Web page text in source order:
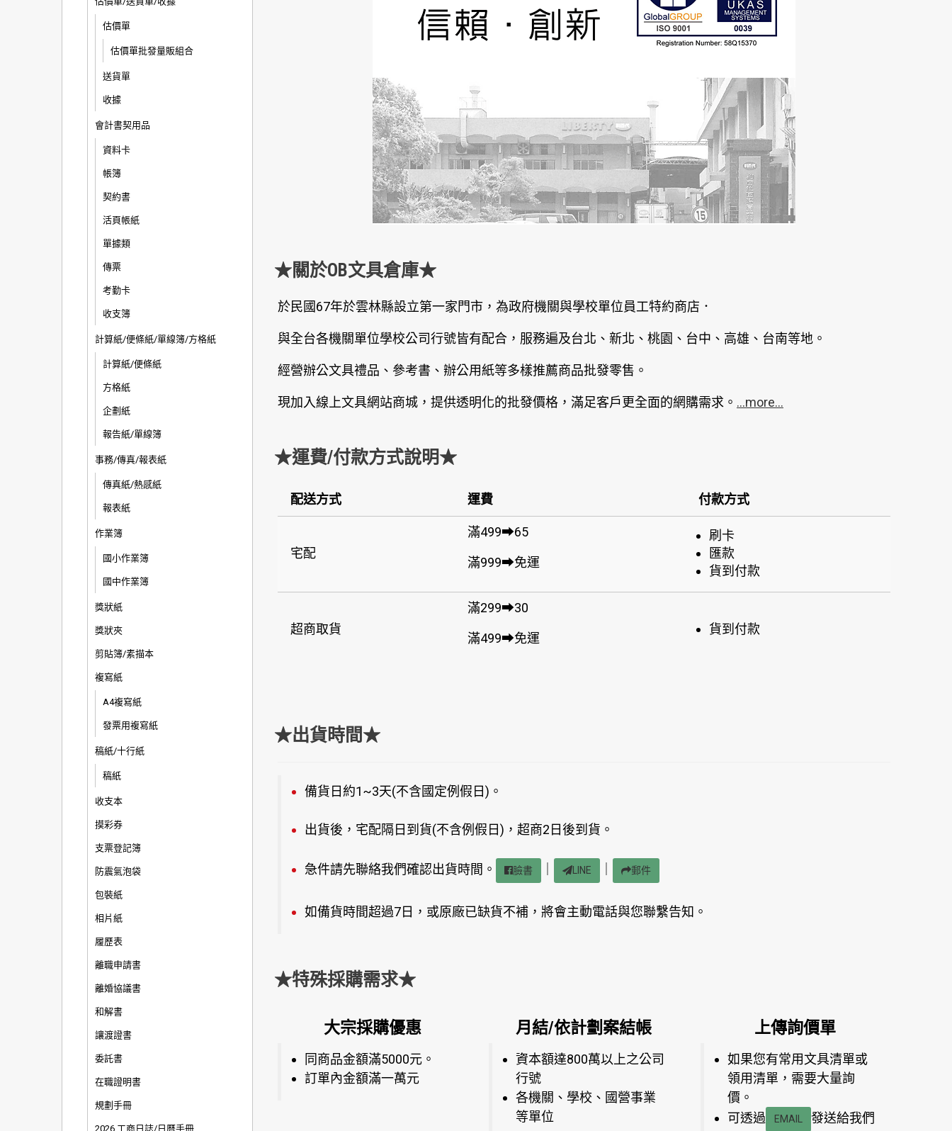
估價單
估價單批發量販組合
送貨單
收據
會計書契用品
資料卡
帳簿
契約書
活頁帳紙
單據類
傳票
考勤卡
收支簿
計算紙/便條紙/單線簿/方格紙
計算紙/便條紙
方格紙
企劃紙
報告紙/單線簿
事務/傳真/報表紙
傳真紙/熱感紙
報表紙
作業簿
國小作業簿
國中作業簿
獎狀紙
獎狀夾
剪貼簿/素描本
複寫紙
A4複寫紙
發票用複寫紙
稿紙/十行紙
稿紙
收支本
摸彩券
支票登記簿
防震氣泡袋
包裝紙
相片紙
履歷表
離職申請書
離婚協議書
和解書
讓渡證書
委託書
在職證明書
規劃手冊
2026 工商日誌/日曆手冊
★關於OB文具倉庫★
於民國67年於雲林縣設立第一家門市，為政府機關與學校單位員工特約商店．
與全台各機關單位學校公司行號皆有配合，服務遍及台北、新北、桃園、台中、高雄、台南等地。
經營辦公文具禮品、參考書、辦公用紙等多樣推薦商品批發零售。
現加入線上文具網站商城，提供透明化的批發價格，滿足客戶更全面的網購需求。 ...more...
★運費/付款方式說明★
配送方式 運費 付款方式
宅配
滿499➡65
滿999➡免運
刷卡
匯款
貨到付款
超商取貨
滿299➡30
滿499➡免運
貨到付款
★出貨時間★
備貨日約1~3天(不含國定例假日)。
出貨後，宅配隔日到貨(不含例假日)，超商2日後到貨。
急件請先聯絡我們確認出貨時間。 臉書 LINE 郵件
如備貨時間超過7日，或原廠已缺貨不補，將會主動電話與您聯繫告知。
★特殊採購需求★
大宗採購優惠
同商品金額滿5000元。
訂單內金額滿一萬元
月結/依計劃案結帳
資本額達800萬以上之公司
行號
各機關、學校、國營事業
等單位
上傳詢價單
如果您有常用文具清單或
領用清單，需要大量詢
價。
可透過
EMAIL 發送給我們